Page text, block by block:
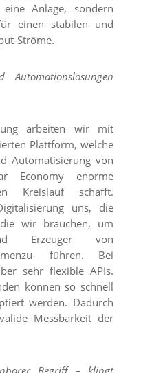
Anlage, sondern
einen stabilen und
Ströme.
Automationslösungen
arbeiten wir mit
Plattform, welche
Automatisierung von
Economy enorme
Kreislauf schafft.
uns, die
wir brauchen, um
Erzeuger von
führen. Bei
sehr flexible APIs.
können so schnell
werden. Dadurch
Messbarkeit der
Begriff – klingt